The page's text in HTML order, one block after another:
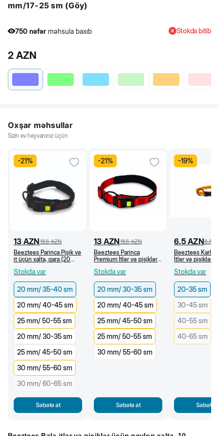
mm/17-25 sm (Göy)
750 nəfər məhsula baxıb
750 nəfər
Stokda bitib
2 AZN
Oxşar məhsullar
Sizin ev heyvanınız üçün
-21%
13 AZN16.5 AZN
Beeztees Parinca Pişik və
it üçün xalta, qara (20
Stokda var
20 mm/ 35-40 sm
20 mm/ 40-45 sm
25 mm/ 50-55 sm
20 mm/ 30-35 sm
25 mm/ 45-50 sm
30 mm/ 55-60 sm
30 mm/ 60-65 sm
Səbətə at
-21%
13 AZN16.5 AZN
Beeztees Parinca
Premium İtlər və pişiklər
mm/30-35 sm)
Stokda var
20 mm/ 30-35 sm
20 mm/ 40-45 sm
25 mm/ 45-50 sm
25 mm/ 50-55 sm
30 mm/ 55-60 sm
Səbətə at
-19%
6.5 AZN8
Beeztees Karlie
İtlər və pişiklər
narıncı (20-35
Stokda var
20-35 sm
30-45 sm
40-55 sm
40-65 sm
Səbətə